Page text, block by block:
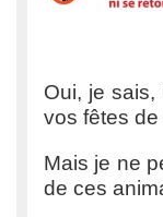
Oui, je
vos fêtes
Mais je ne
de ces